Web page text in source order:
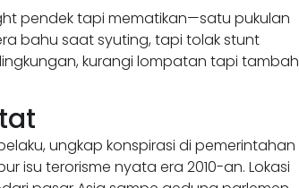
pendek tapi mematikan—satu pukulan
bahu saat syuting, tapi tolak stunt
kurangi lompatan tapi tambah
ungkap konspirasi di pemerintahan
isu terorisme nyata era 2010-an. Lokasi